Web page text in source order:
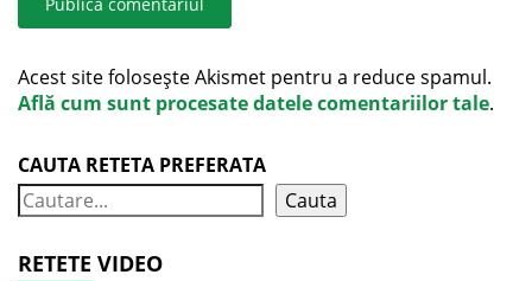
Acest site folosește Akismet pentru a reduce spamul.
Află cum sunt procesate datele comentariilor tale.
CAUTA RETETA PREFERATA
Cauta
RETETE VIDEO